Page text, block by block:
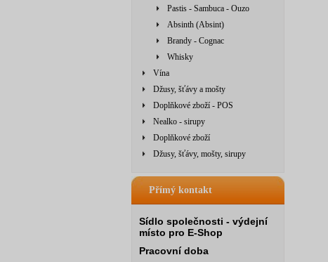
Pastis - Sambuca - Ouzo
Absinth (Absint)
Brandy - Cognac
Whisky
Vína
Džusy, šťávy a mošty
Doplňkové zboží - POS
Nealko - sirupy
Doplňkové zboží
Džusy, šťávy, mošty, sirupy
Přímý kontakt
Sídlo společnosti - výdejní
místo pro E-Shop
Pracovní doba